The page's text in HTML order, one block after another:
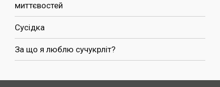
миттєвостей
Сусідка
За що я люблю сучукрліт?